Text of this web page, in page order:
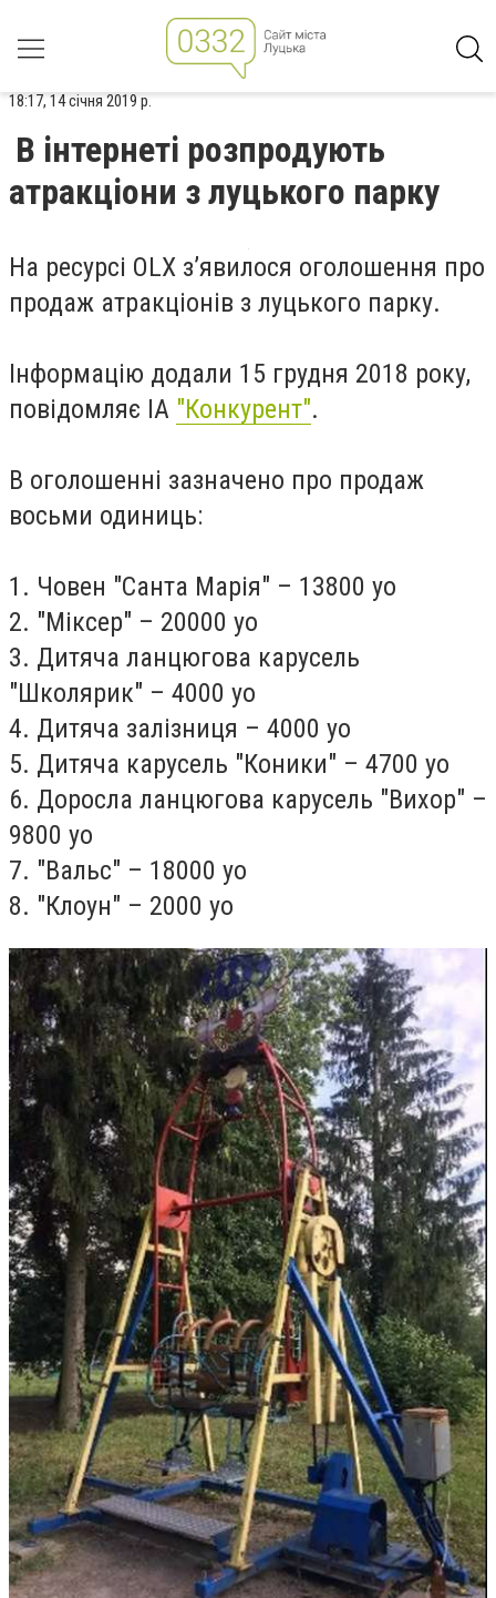
18:17, 14 січня 2019 р.
В інтернеті розпродують
атракціони з луцького парку
На ресурсі OLX з’явилося оголошення про
продаж атракціонів з луцького парку.
Інформацію додали 15 грудня 2018 року,
повідомляє ІА "Конкурент".
В оголошенні зазначено про продаж
восьми одиниць:
1. Човен "Санта Марія" – 13800 уо
2. "Міксер" – 20000 уо
3. Дитяча ланцюгова карусель
"Школярик" – 4000 уо
4. Дитяча залізниця – 4000 уо
5. Дитяча карусель "Коники" – 4700 уо
6. Доросла ланцюгова карусель "Вихор" –
9800 уо
7. "Вальс" – 18000 уо
8. "Клоун" – 2000 уо